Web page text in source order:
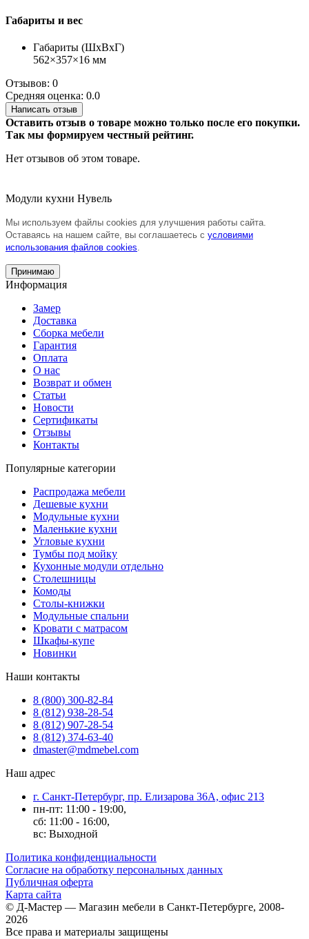
Габариты и вес
Габариты (ШхВхГ)
562×357×16 мм
Отзывов: 0
Средняя оценка: 0.0
Написать отзыв
Оставить отзыв о товаре можно только после его покупки.
Так мы формируем честный рейтинг.
Нет отзывов об этом товаре.
Модули кухни Нувель
Мы используем файлы cookies для улучшения работы сайта.
Оставаясь на нашем сайте, вы соглашаетесь с условиями
использования файлов cookies.
Принимаю
Информация
Замер
Доставка
Сборка мебели
Гарантия
Оплата
О нас
Возврат и обмен
Статьи
Новости
Сертификаты
Отзывы
Контакты
Популярные категории
Распродажа мебели
Дешевые кухни
Модульные кухни
Маленькие кухни
Угловые кухни
Тумбы под мойку
Кухонные модули отдельно
Столешницы
Комоды
Столы-книжки
Модульные спальни
Кровати с матрасом
Шкафы-купе
Новинки
Наши контакты
8 (800) 300-82-84
8 (812) 938-28-54
8 (812) 907-28-54
8 (812) 374-63-40
dmaster@mdmebel.com
Наш адрес
г. Санкт-Петербург, пр. Елизарова 36А, офис 213
пн-пт: 11:00 - 19:00,
сб: 11:00 - 16:00,
вс: Выходной
Политика конфиденциальности
Согласие на обработку персональных данных
Публичная оферта
Карта сайта
© Д-Мастер — Магазин мебели в Санкт-Петербурге, 2008-
2026
Все права и материалы защищены